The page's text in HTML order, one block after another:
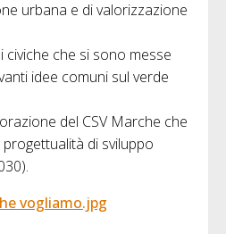
urbana e di valorizzazione
civiche che si sono messe
idee comuni sul verde
del CSV Marche che
di sviluppo
vogliamo.jpg